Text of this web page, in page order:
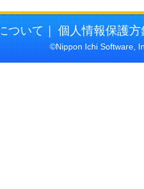
ついて｜ 個人情報保護方
©Nippon Ichi Software,